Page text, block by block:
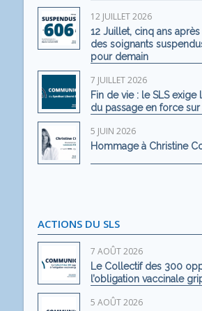
12 JUILLET 2026
12 Juillet, cinq ans
des soignants
pour demain
7 JUILLET 2026
Fin de vie : le SLS exige
du passage en force sur
5 JUIN 2026
Hommage à Christine
ACTIONS DU SLS
7 AOÛT 2026
Le Collectif des 300
l’obligation vaccinale
5 AOÛT 2026